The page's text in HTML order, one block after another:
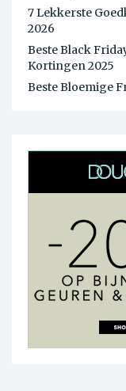
7 Lekkerste
2026
Beste Black
Kortingen 2025
Beste Bloemige